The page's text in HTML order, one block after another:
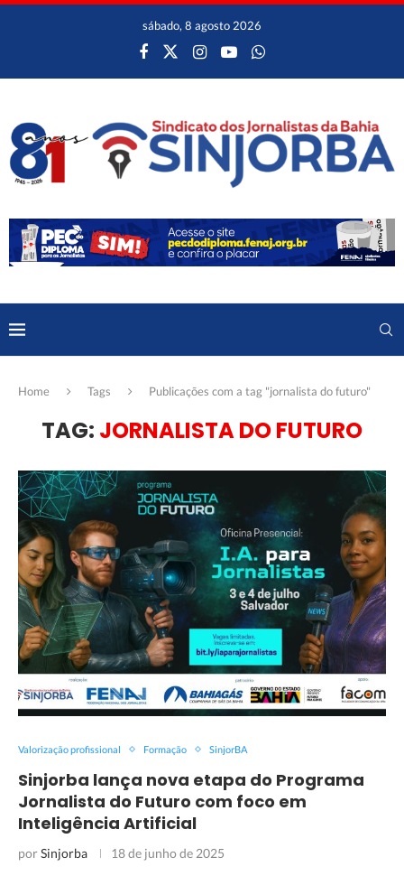
sábado, 8 agosto 2026
Home Tags Publicações com a tag "jornalista do futuro"
TAG: JORNALISTA DO FUTURO
Valorização profissional Formação SinjorBA
Sinjorba lança nova etapa do Programa
Jornalista do Futuro com foco em
Inteligência Artificial
porSinjorba 18 de junho de 2025